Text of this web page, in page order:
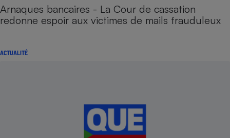
Arnaques bancaires - La Cour de cassation
redonne espoir aux victimes de mails frauduleux
ACTUALITÉ